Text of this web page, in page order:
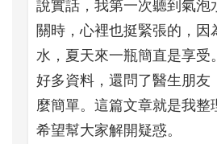
說實話，我第一次聽到氣泡
關時，心裡也挺緊張的，因
水，夏天來一瓶簡直是享受
好多資料，還問了醫生朋友
麼簡單。這篇文章就是我整
希望幫大家解開疑惑。